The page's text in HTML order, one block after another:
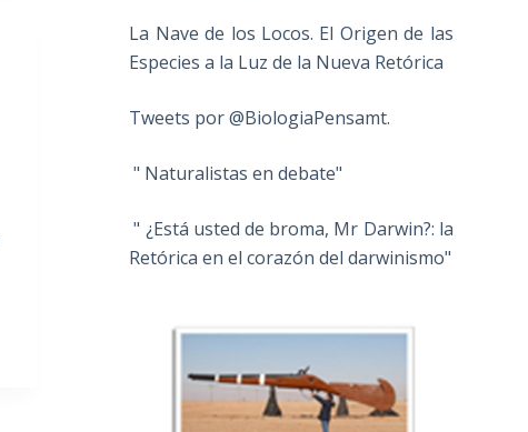
La Nave de los Locos. El Origen de las
Especies a la Luz de la Nueva Retórica
Tweets por @BiologiaPensamt.
" Naturalistas en debate"
" ¿Está usted de broma, Mr Darwin?: la
Retórica en el corazón del darwinismo"